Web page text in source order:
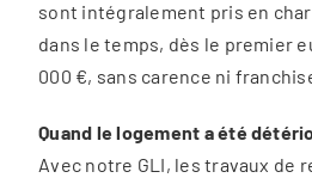
sont intégralement pris en
dans le temps, dès le premier
000 €, sans carence ni
Quand le logement a été
Avec notre GLI, les travaux de